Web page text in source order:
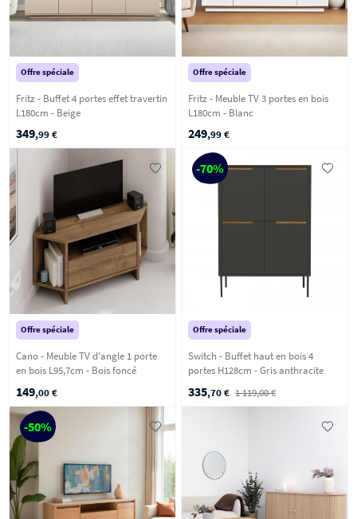
Offre spéciale
Fritz - Buffet 4 portes effet travertin
L180cm - Beige
349,99 €
Offre spéciale
Fritz - Meuble TV 3 portes en bois
L180cm - Blanc
249,99 €
Offre spéciale
Cano - Meuble TV d'angle 1 porte
en bois L95,7cm - Bois foncé
149,00 €
-70%
Offre spéciale
Switch - Buffet haut en bois 4
portes H128cm - Gris anthracite
335,70 € 1 119,00 €
-50%